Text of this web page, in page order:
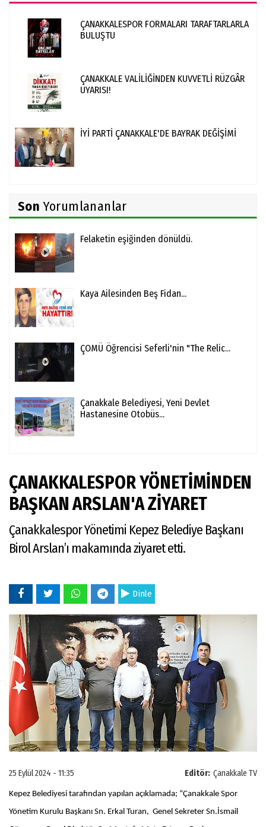
ÇANAKKALESPOR FORMALARI TARAFTARLARLA
BULUŞTU
ÇANAKKALE VALİLİĞİNDEN KUVVETLİ RÜZGÂR
UYARISI!
İYİ PARTİ ÇANAKKALE'DE BAYRAK DEĞİŞİMİ
Son Yorumlananlar
Felaketin eşiğinden dönüldü.
Kaya Ailesinden Beş Fidan...
ÇOMÜ Öğrencisi Seferli'nin "The Relic...
Çanakkale Belediyesi, Yeni Devlet
Hastanesine Otobüs...
ÇANAKKALESPOR YÖNETİMİNDEN
BAŞKAN ARSLAN'A ZİYARET
Çanakkalespor Yönetimi Kepez Belediye Başkanı
Birol Arslan’ı makamında ziyaret etti.
Dinle
Editör: Çanakkale TV
25 Eylül 2024 - 11:35
Kepez Belediyesi tarafından yapılan açıklamada; “Çanakkale Spor
Yönetim Kurulu Başkanı Sn. Erkal Turan, Genel Sekreter Sn.İsmail